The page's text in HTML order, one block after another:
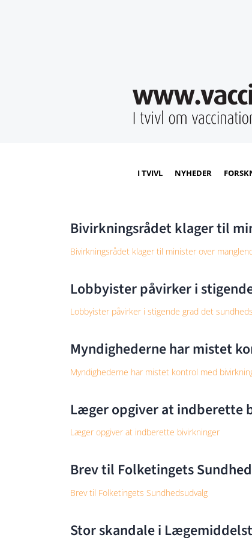
I TVIVL NYHEDER
Bivirkningsrådet klager til
Bivirkningsrådet klager til minister over
Lobbyister påvirker i
Lobbyister påvirker i stigende grad det
Myndighederne har mistet
Myndighederne har mistet kontrol med
Læger opgiver at indberette
Læger opgiver at indberette bivirkninger
Brev til Folketingets
Brev til Folketingets Sundhedsudvalg
Stor skandale i